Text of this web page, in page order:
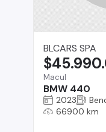
BLCARS SPA
Macul
BMW 440
2023
66900 km